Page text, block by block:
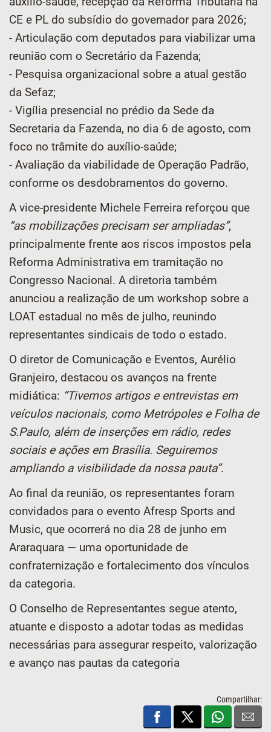
CE e PL do subsídio do governador para 2026;
- Articulação com deputados para viabilizar uma
reunião com o Secretário da Fazenda;
- Pesquisa organizacional sobre a atual gestão
da Sefaz;
- Vigília presencial no prédio da Sede da
Secretaria da Fazenda, no dia 6 de agosto, com
foco no trâmite do auxílio-saúde;
- Avaliação da viabilidade de Operação Padrão,
conforme os desdobramentos do governo.
A vice-presidente Michele Ferreira reforçou que
“as mobilizações precisam ser ampliadas”,
principalmente frente aos riscos impostos pela
Reforma Administrativa em tramitação no
Congresso Nacional. A diretoria também
anunciou a realização de um workshop sobre a
LOAT estadual no mês de julho, reunindo
representantes sindicais de todo o estado.
O diretor de Comunicação e Eventos, Aurélio
Granjeiro, destacou os avanços na frente
midiática: “Tivemos artigos e entrevistas em
veículos nacionais, como Metrópoles e Folha de
S.Paulo, além de inserções em rádio, redes
sociais e ações em Brasília. Seguiremos
ampliando a visibilidade da nossa pauta”.
Ao final da reunião, os representantes foram
convidados para o evento Afresp Sports and
Music, que ocorrerá no dia 28 de junho em
Araraquara — uma oportunidade de
confraternização e fortalecimento dos vínculos
da categoria.
O Conselho de Representantes segue atento,
atuante e disposto a adotar todas as medidas
necessárias para assegurar respeito, valorização
e avanço nas pautas da categoria
Compartilhar: